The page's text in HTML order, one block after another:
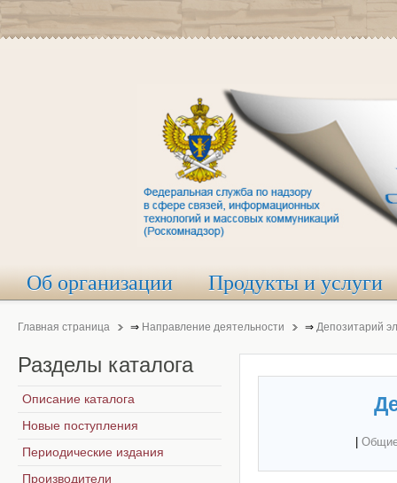
Об организации Продукты и услуги
Главная страница ⇒ Направление деятельности ⇒ Депозитарий
Разделы каталога
Описание каталога
Новые поступления
Периодические издания
Производители